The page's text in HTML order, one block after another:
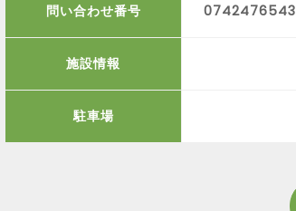
問い合わせ番号 0742476543
施設情報
駐車場